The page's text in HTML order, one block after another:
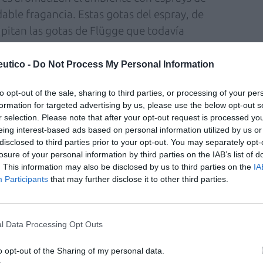
- Do Not Process My Personal Information
opt-out of the sale, sharing to third parties, or processing of your
for targeted advertising by us, please use the below opt-out
selection. Please note that after your opt-out request is processed
interest-based ads based on personal information utilized by us
to third parties prior to your opt-out. You may separately
of your personal information by third parties on the IAB’s list of
This information may also be disclosed by us to third parties on the
Participants that may further disclose it to other third parties.
Data Processing Opt Outs
opt-out of the Sharing of my personal data.
fragancia. Estas gotas del espray, de
las gotas de Flügge que todavía
siempre este razonamiento al acudir a los
les hayan servido para situarse en el
obviamente, algunos remedios más
contaron estas situaciones, sin duda de
y las medidas eficaces frente a
continúan basándose
no lo duden. Enumeraré seguidamente
legislan o deberían legislar, las
pueden transmitir día a día en sus centros
las medidas que los hospitales
de médicos y enfermeras con los
fármacos, sobre todo los estériles, a los